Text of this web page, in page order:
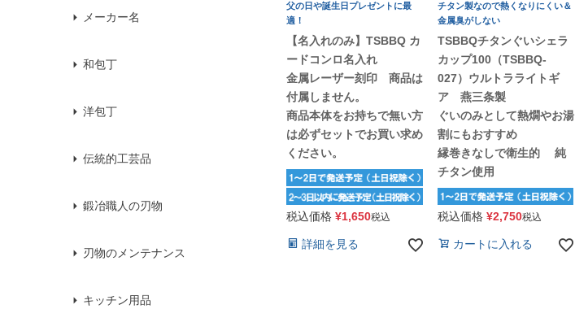
メーカー名
和包丁
洋包丁
伝統的工芸品
鍛冶職人の刃物
刃物のメンテナンス
キッチン用品
父の日や誕生日プレゼントに最
適！
【名入れのみ】TSBBQ カ
ードコンロ名入れ
金属レーザー刻印 商品は
付属しません。
商品本体をお持ちで無い方
は必ずセットでお買い求め
ください。
税込価格 ¥1,650税込
詳細を見る
チタン製なので熱くなりにくい＆
金属臭がしない
TSBBQチタンぐいシェラ
カップ100（TSBBQ-
027）ウルトラライトギ
ア 燕三条製
ぐいのみとして熱燗やお湯
割にもおすすめ
縁巻きなしで衛生的 純
チタン使用
税込価格 ¥2,750税込
カートに入れる